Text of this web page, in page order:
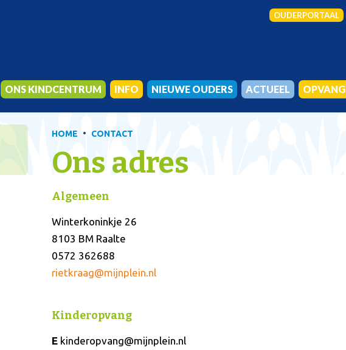
OUDERPORTAAL
ONS KINDCENTRUM
BSO
KERNWAARDEN
SAMEN
DUURZAAM EN GEZOND
INFO
OUDERVERENIGING
NIEUWE OUDERS
KENNISMAKEN EN AANMELDEN
ACTUEEL OPVANG
HOME • CONTACT
Ons adres
Algemeen
Winterkoninkje 26
8103 BM Raalte
0572 362688
rietkraag@mijnplein.nl
Kinderopvang
Ekinderopvang@mijnplein.nl